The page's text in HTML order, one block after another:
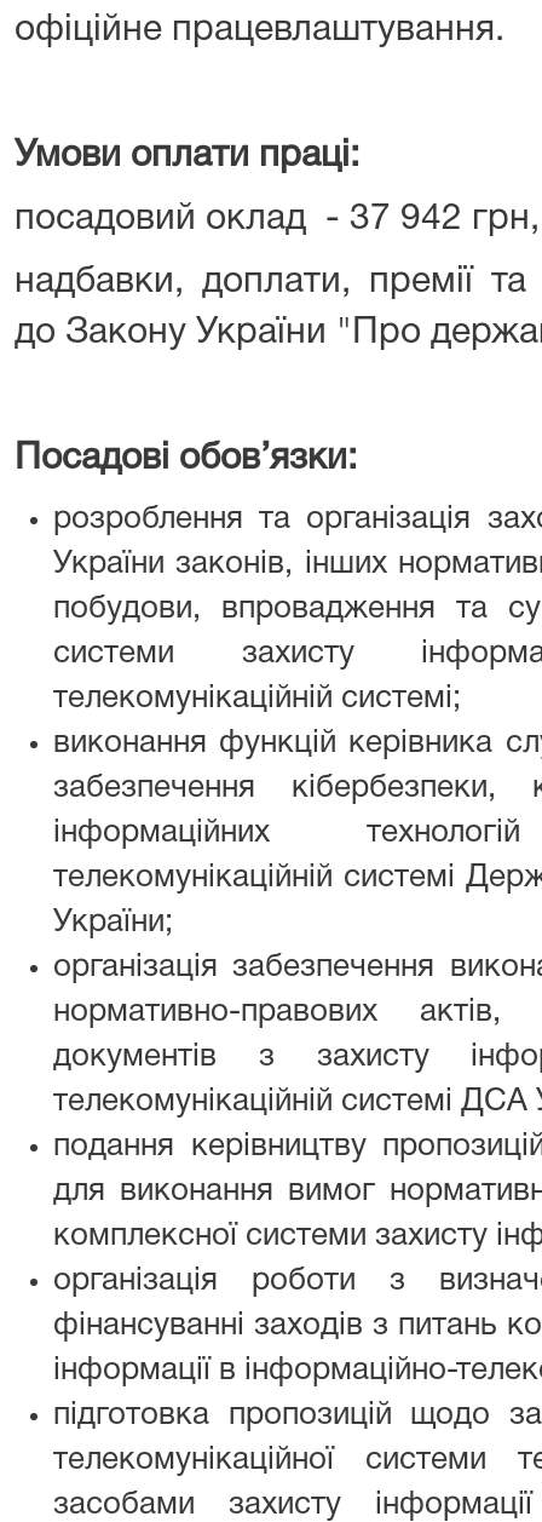
офіційне працевлаштування.
Умови оплати праці:
посадовий оклад - 37 942 грн,
надбавки, доплати, премії та
до Закону України "Про
Посадові обов’язки:
розроблення та організація
України законів, інших
побудови, впровадження та
системи захисту
телекомунікаційній системі;
виконання функцій керівника
забезпечення кібербезпеки,
інформаційних
телекомунікаційній системі
України;
організація забезпечення
нормативно-правових актів,
документів з захисту
телекомунікаційній системі ДСА
подання керівництву
для виконання вимог
комплексної системи захисту
організація роботи з
фінансуванні заходів з питань
інформації в інформаційно-
підготовка пропозицій щодо
телекомунікаційної системи
засобами захисту